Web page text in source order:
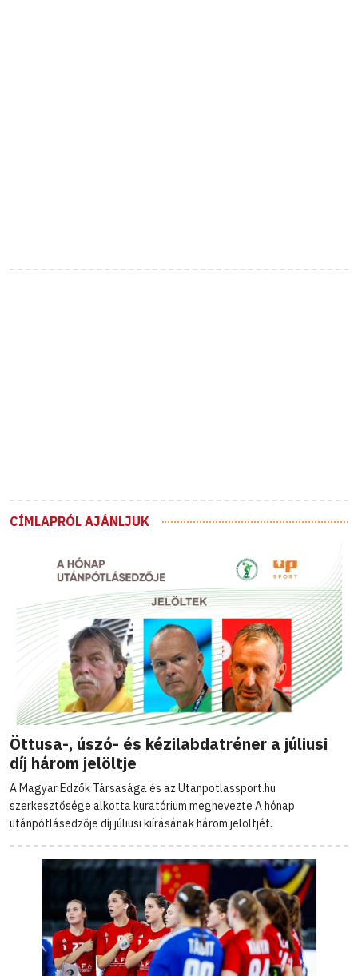
CÍMLAPRÓL AJÁNLJUK
Öttusa-, úszó- és kézilabdatréner a júliusi
díj három jelöltje
A Magyar Edzők Társasága és az Utanpotlassport.hu
szerkesztősége alkotta kuratórium megnevezte A hónap
utánpótlásedzője díj júliusi kiírásának három jelöltjét.